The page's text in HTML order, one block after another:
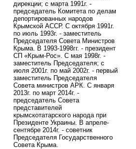
дирекции; с марта 1991г. -
председатель Комитета по делам
депортированных народов
Крымской АССР. С октября 1991г.
по июль 1993г. - заместитель
Председателя Совета Министров
Крыма. В 1993-1998гг. - президент
СП «Крым-Рос». С мая 1998г. -
заместитель Председателя; с
июля 2001г. по май 2002г. - первый
заместитель Председателя
Совета министров АРК. С января
2013г. по март 2014г. -
председатель Совета
представителей
крымскотатарского народа при
Президенте Украины. В апреле-
сентябре 2014г. - советник
Председателя Государственного
Совета Крыма.